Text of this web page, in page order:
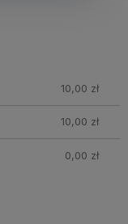
10,00 zł
10,00 zł
0,00 zł